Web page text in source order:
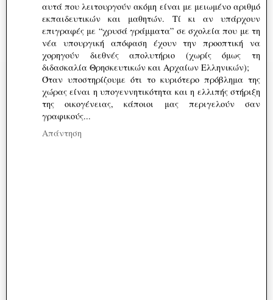
αυτά που λειτουργούν ακόμη είναι με μειωμένο αριθμό
εκπαιδευτικών και μαθητών. Τί κι αν υπάρχουν
επιγραφές με “χρυσά γράμματα” σε σχολεία που με τη
νέα υπουργική απόφαση έχουν την προοπτική να
χορηγούν διεθνές απολυτήριο (χωρίς όμως τη
διδασκαλία Θρησκευτικών και Αρχαίων Ελληνικών);
Όταν υποστηρίζουμε ότι το κυριότερο πρόβλημα της
χώρας είναι η υπογεννητικότητα και η ελλιπής στήριξη
της οικογένειας, κάποιοι μας περιγελούν σαν
γραφικούς...
Απάντηση